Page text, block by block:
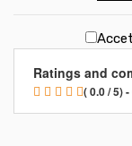
Ratings and
( 0.0 / 5)